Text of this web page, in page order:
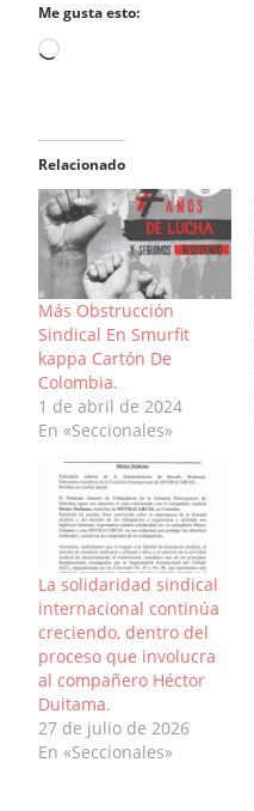
Me gusta esto:
Cargando...
Relacionado
Más Obstrucción
Sindical En Smurfit
kappa Cartón De
Colombia.
1 de abril de 2024
En «Seccionales»
La solidaridad sindical
internacional continúa
creciendo, dentro del
proceso que involucra
al compañero Héctor
Duitama.
27 de julio de 2026
En «Seccionales»